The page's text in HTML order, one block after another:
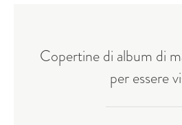
Copertine di album di
per essere